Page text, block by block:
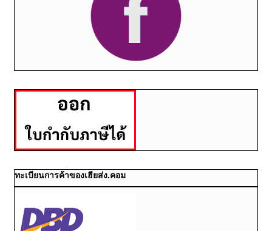
ทะเบียนการค้าของเฮียส่ง.คอม